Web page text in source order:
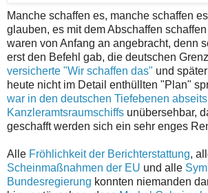
Manche schaffen es, manche schaffen
glauben, es mit dem Abschaffen
waren von Anfang an angebracht, denn
erst den Befehl gab, die deutschen
versicherte "Wir schaffen das" und
heute nicht im Detail enthüllten "Plan"
war in den deutschen Tiefebenen
Kanzleramtsraumschiffs unübersehbar,
geschafft werden sich ein sehr enges
Alle Fröhlichkeit der Berichterstattung,
Scheinmaßnahmen der EU und alle
Bundesregierung konnten niemanden